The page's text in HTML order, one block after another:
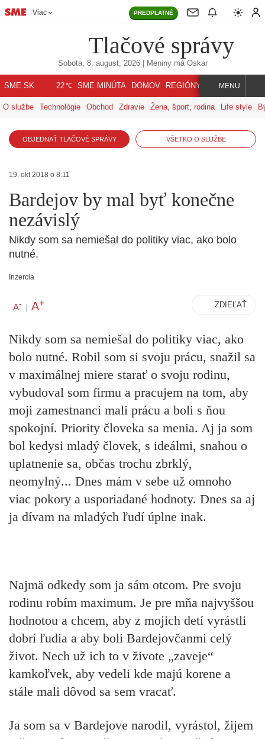
Viac PREDPLATNÉ
Tlačové správy
Sobota, 8. august, 2026| Meniny má Oskar
SME.SK 22℃ SME MINÚTA DOMOV REGIÓNY INDEX SVET
MENU
O službe Technológie Obchod Zdravie Žena, šport, rodina Life style
OBJEDNAŤ TLAČOVÉ SPRÁVY VŠETKO O SLUŽBE
19. okt 2018 o 8:11
Bardejov by mal byť konečne
nezávislý
Nikdy som sa nemiešal do politiky viac, ako bolo
nutné.
Inzercia
A- | A+ ZDIEĽAŤ
Nikdy som sa nemiešal do politiky viac, ako
bolo nutné. Robil som si svoju prácu, snažil sa
v maximálnej miere starať o svoju rodinu,
vybudoval som firmu a pracujem na tom, aby
moji zamestnanci mali prácu a boli s ňou
spokojní. Priority človeka sa menia. Aj ja som
bol kedysi mladý človek, s ideálmi, snahou o
uplatnenie sa, občas trochu zbrklý,
neomylný... Dnes mám v sebe už omnoho
viac pokory a usporiadané hodnoty. Dnes sa aj
ja dívam na mladých ľudí úplne inak.
Najmä odkedy som ja sám otcom. Pre svoju
rodinu robím maximum. Je pre mňa najvyššou
hodnotou a chcem, aby z mojich detí vyrástli
dobrí ľudia a aby boli Bardejovčanmi celý
život. Nech už ich to v živote „zaveje“
kamkoľvek, aby vedeli kde majú korene a
stále mali dôvod sa sem vracať.
Ja som sa v Bardejove narodil, vyrástol, žijem